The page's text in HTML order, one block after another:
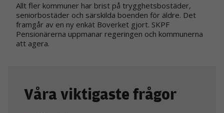
Våra viktigaste frågor
Allt fler kommuner har brist på trygghetsbostäder,
seniorbostäder och särskilda boenden för äldre. Det
framgår av en ny enkät Boverket gjort. SKPF
Pensionärerna uppmanar regeringen och kommunerna
att agera.